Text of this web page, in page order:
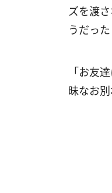
ズを渡
うだっ
「お友
昧なお